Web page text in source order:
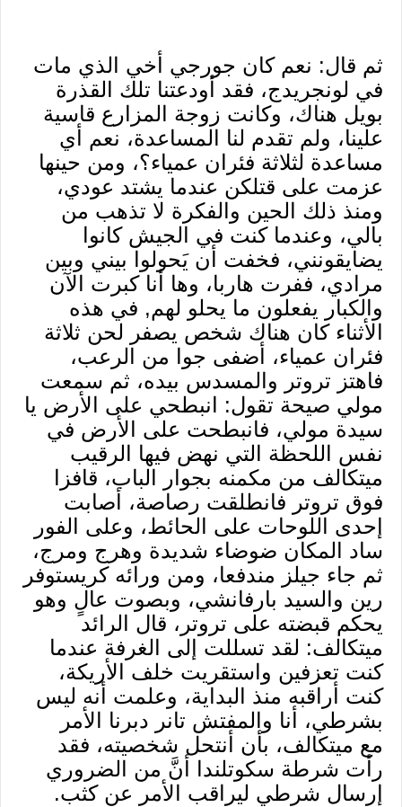
ثم قال: نعم كان جورجي أخي الذي مات
في لونجريدج، فقد أودعتنا تلك القذرة
بويل هناك، وكانت زوجة المزارع قاسية
علينا، ولم تقدم لنا المساعدة، نعم أي
مساعدة لثلاثة فئران عمياء؟، ومن حينها
عزمت على قتلكن عندما يشتد عودي،
ومنذ ذلك الحين والفكرة لا تذهب من
بالي، وعندما كنت في الجيش كانوا
يضايقونني، فخفت أن يَحولوا بيني وبين
مرادي، ففرت هاربا، وها أنا كبرت الآن
والكبار يفعلون ما يحلو لهم, في هذه
الأثناء كان هناك شخص يصفر لحن ثلاثة
فئران عمياء، أضفى جوا من الرعب،
فاهتز تروتر والمسدس بيده، ثم سمعت
مولي صيحة تقول: انبطحي على الأرض يا
سيدة مولي، فانبطحت على الأرض في
نفس اللحظة التي نهض فيها الرقيب
ميتكالف من مكمنه بجوار الباب، قافزا
فوق تروتر فانطلقت رصاصة، أصابت
إحدى اللوحات على الحائط، وعلى الفور
ساد المكان ضوضاء شديدة وهرج ومرج،
ثم جاء جيلز مندفعا، ومن ورائه كريستوفر
رين والسيد بارفانشي، وبصوت عالٍ وهو
يحكم قبضته على تروتر، قال الرائد
ميتكالف: لقد تسللت إلى الغرفة عندما
كنت تعزفين واستقريت خلف الأريكة،
كنت أراقبه منذ البداية، وعلمت أنه ليس
بشرطي، أنا والمفتش تانر دبرنا الأمر
مع ميتكالف، بأن أنتحل شخصيته، فقد
رأت شرطة سكوتلندا أنَّ من الضروري
إرسال شرطي ليراقب الأمر عن كثب.